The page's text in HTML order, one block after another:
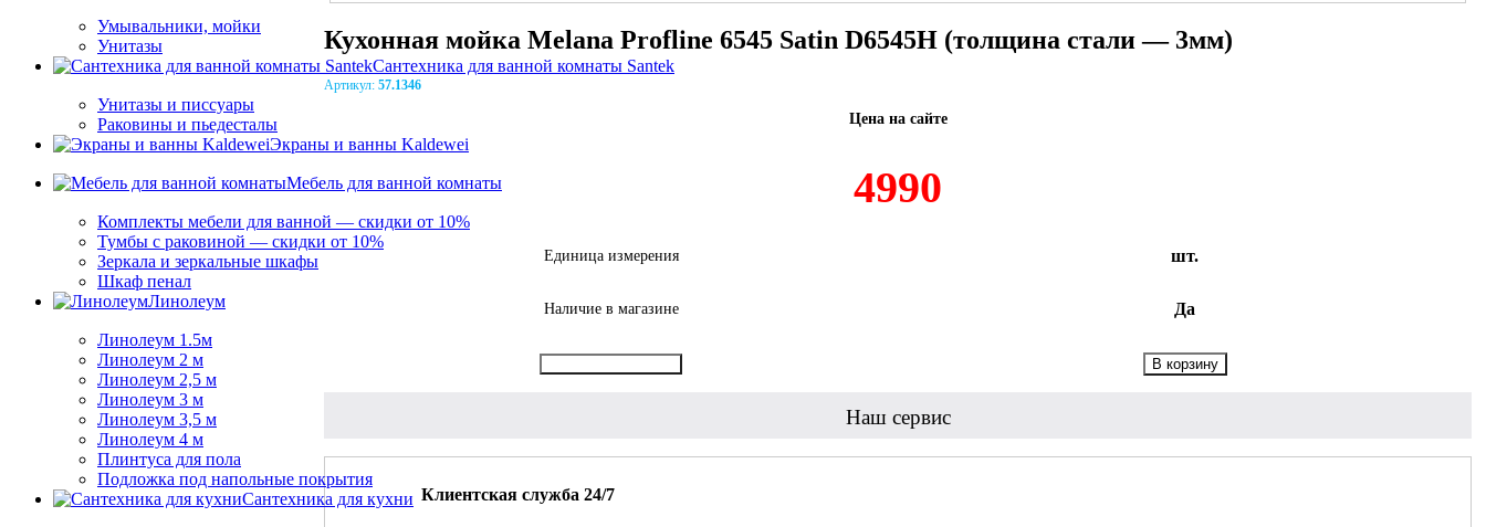
Умывальники, мойки
Унитазы
Сантехника для ванной комнаты Santek
Унитазы и писсуары
Раковины и пьедесталы
Экраны и ванны Kaldewei
Мебель для ванной комнаты
Комплекты мебели для ванной — скидки от 10%
Тумбы с раковиной — скидки от 10%
Зеркала и зеркальные шкафы
Шкаф пенал
Линолеум
Линолеум 1.5м
Линолеум 2 м
Линолеум 2,5 м
Линолеум 3 м
Линолеум 3,5 м
Линолеум 4 м
Плинтуса для пола
Подложка под напольные покрытия
Сантехника для кухни
Кухонная мойка Melana Profline 6545 Satin D6545H (толщина стали — 3мм)
Артикул: 57.1346
Цена на сайте
4990
Единица измерения шт.
Наличие в магазине Да
Количество:
В корзину
Наш сервис
Клиентская служба 24/7